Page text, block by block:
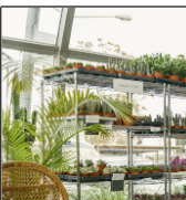
OPOMBA
Za premer lonca
del lonca. Za
katera izmed
večjim ali
katerih so